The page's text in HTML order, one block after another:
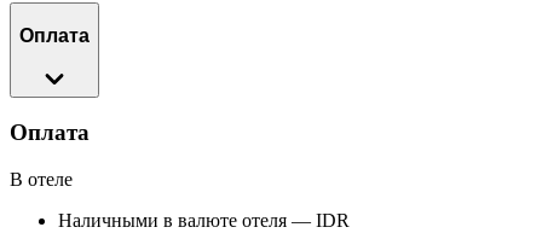
Оплата
Оплата
В отеле
Наличными в валюте отеля — IDR